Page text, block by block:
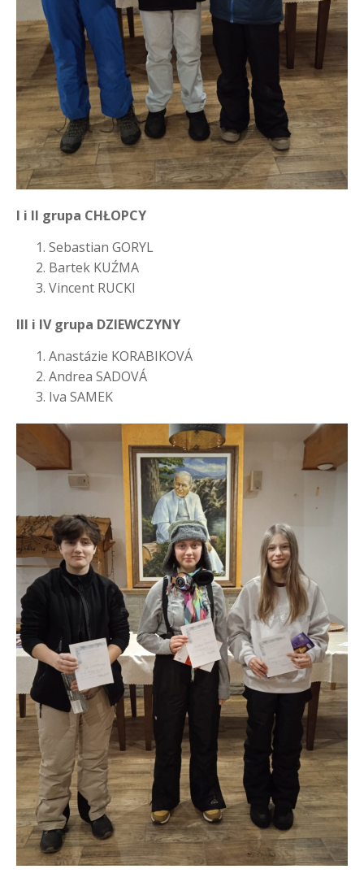
I i II grupa CHŁOPCY
Sebastian GORYL
Bartek KUŹMA
Vincent RUCKI
III i IV grupa DZIEWCZYNY
Anastázie KORABIKOVÁ
Andrea SADOVÁ
Iva SAMEK